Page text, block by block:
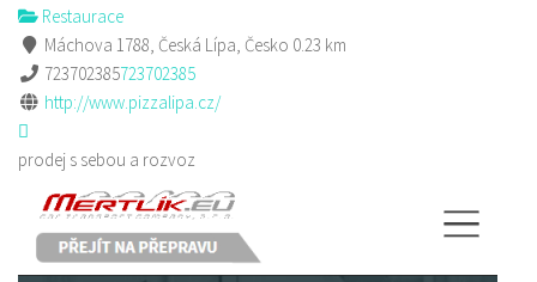
Restaurace
Máchova 1788, Česká Lípa, Česko 0.23 km
723702385723702385
http://www.pizzalipa.cz/
prodej s sebou a rozvoz